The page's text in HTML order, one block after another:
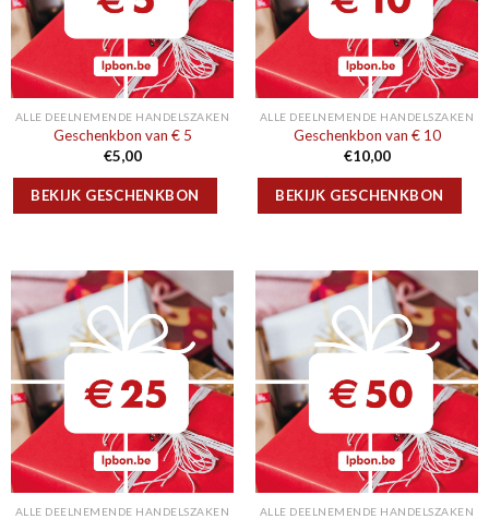
ALLE DEELNEMENDE HANDELSZAKEN
Geschenkbon van € 5
€5,00
BEKIJK GESCHENKBON
ALLE DEELNEMENDE HANDELSZAKEN
Geschenkbon van € 10
€10,00
BEKIJK GESCHENKBON
ALLE DEELNEMENDE HANDELSZAKEN ALLE DEELNEMENDE HANDELSZAKEN